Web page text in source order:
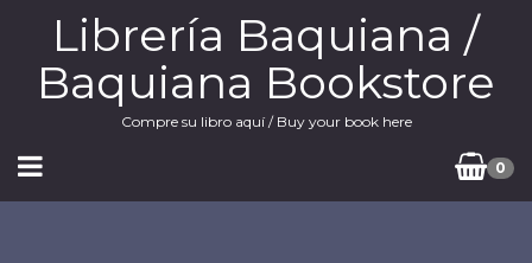
Librería Baquiana /
Baquiana Bookstore
Compre su libro aquí / Buy your book here
0